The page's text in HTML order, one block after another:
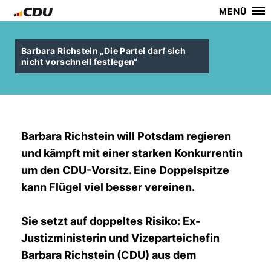
MENÜ
Barbara Richstein „Die Partei darf sich
nicht vorschnell festlegen“
Barbara Richstein will Potsdam regieren
und kämpft mit einer starken Konkurrentin
um den CDU-Vorsitz. Eine Doppelspitze
kann Flügel viel besser vereinen.
Sie setzt auf doppeltes Risiko: Ex-
Justizministerin und Vizeparteichefin
Barbara Richstein (CDU) aus dem